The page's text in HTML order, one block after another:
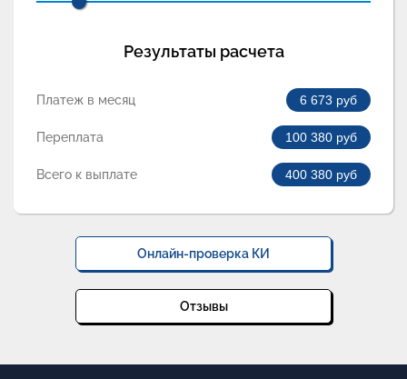
Результаты расчета
Платеж в месяц 6 673 руб
Переплата 100 380 руб
Всего к выплате 400 380 руб
Онлайн-проверка КИ
Отзывы